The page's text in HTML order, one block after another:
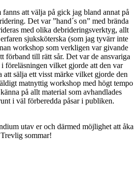
att välja på gick jag bland annat på
Det var ”hand´s on” med brända
med olika debrideringsverktyg, allt
sjuksköterska (som jag tyvärr inte
workshop som verkligen var givande
förband till rätt sår. Det var de ansvariga
föreläsningen vilket gjorde att den var
att sälja ett visst märke vilket gjorde den
matnyttig workshop med högt tempo
på allt material som avhandlades
i väl förberedda påsar i publiken.
utav er och därmed möjlighet att åka
sommar!